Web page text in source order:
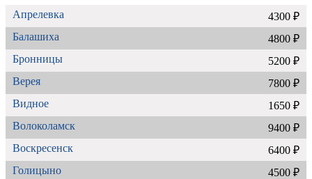
Апрелевка
4300 ₽
Балашиха
4800 ₽
Бронницы
5200 ₽
Верея
7800 ₽
Видное
1650 ₽
Волоколамск
9400 ₽
Воскресенск
6400 ₽
Голицыно
4500 ₽